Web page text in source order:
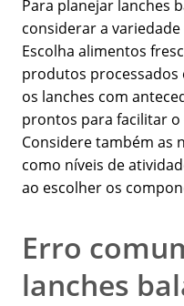
Para planejar lanches
considerar a
Escolha alimentos
produtos processados
os lanches com
prontos para facilitar
Considere também as
como níveis de
ao escolher os
Erro
lanches